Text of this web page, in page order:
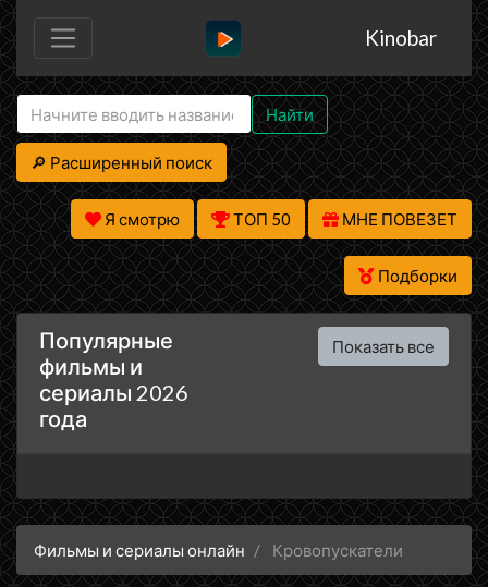
Kinobar
Найти
🔎 Расширенный поиск
Я смотрю ТОП 50 МНЕ ПОВЕЗЕТ
Подборки
Популярные
фильмы и
сериалы 2026
года
Показать все
Фильмы и сериалы онлайн Кровопускатели